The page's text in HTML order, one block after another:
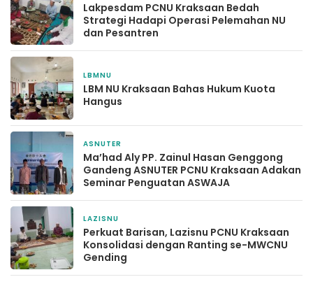
Lakpesdam PCNU Kraksaan Bedah
Strategi Hadapi Operasi Pelemahan NU
dan Pesantren
LBMNU
LBM NU Kraksaan Bahas Hukum Kuota
Hangus
ASNUTER
Ma’had Aly PP. Zainul Hasan Genggong
Gandeng ASNUTER PCNU Kraksaan Adakan
Seminar Penguatan ASWAJA
LAZISNU
Perkuat Barisan, Lazisnu PCNU Kraksaan
Konsolidasi dengan Ranting se-MWCNU
Gending